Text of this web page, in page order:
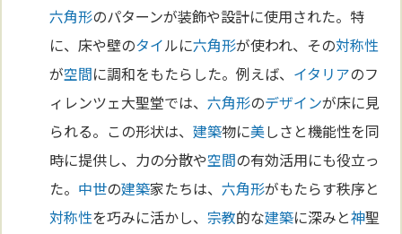
六角形のパターンが装飾や設計に使用された。特
に、床や壁のタイルに六角形が使われ、その対称性
が空間に調和をもたらした。例えば、 イタリアのフ
ィレンツェ大聖堂では、六角形のデザインが床に見
られる。この形状は、建築物に美しさと機能性を同
時に提供し、力の分散や空間の有効活用にも役立っ
た。 中世の建築家たちは、六角形がもたらす秩序と
対称性を巧みに活かし、 宗教的な建築に深みと神聖